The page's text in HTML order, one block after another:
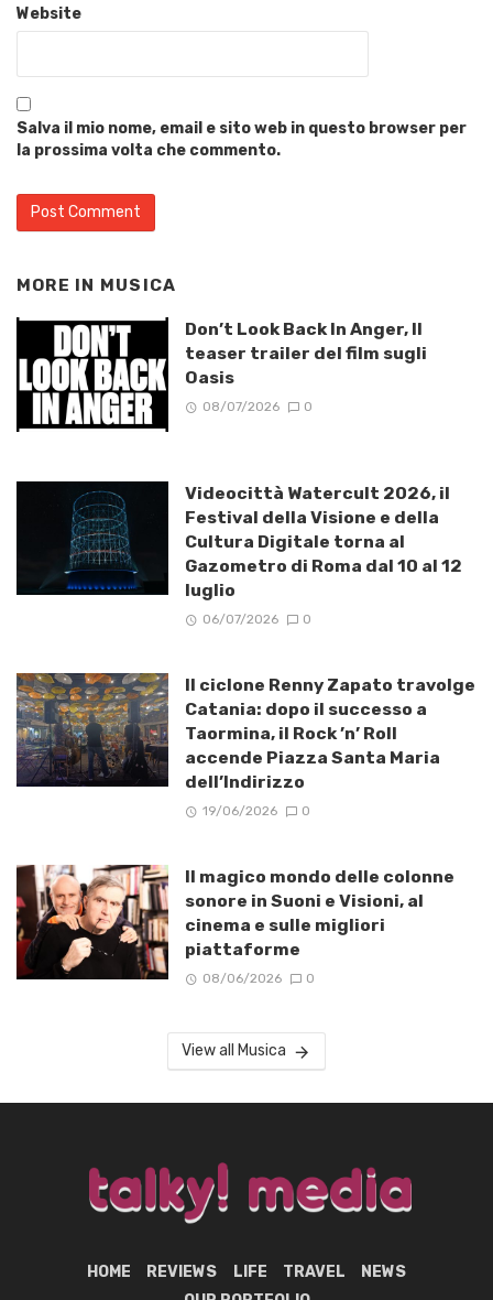
Website
Salva il mio nome, email e sito web in questo browser per
la prossima volta che commento.
MORE IN MUSICA
Don’t Look Back In Anger, Il
teaser trailer del film sugli
Oasis
08/07/2026 0
Videocittà Watercult 2026, il
Festival della Visione e della
Cultura Digitale torna al
Gazometro di Roma dal 10 al 12
luglio
06/07/2026 0
Il ciclone Renny Zapato travolge
Catania: dopo il successo a
Taormina, il Rock ’n’ Roll
accende Piazza Santa Maria
dell’Indirizzo
19/06/2026 0
Il magico mondo delle colonne
sonore in Suoni e Visioni, al
cinema e sulle migliori
piattaforme
08/06/2026 0
View all Musica
HOME REVIEWS LIFE TRAVEL
NEWS